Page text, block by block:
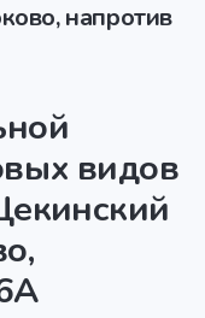
напротив
видов